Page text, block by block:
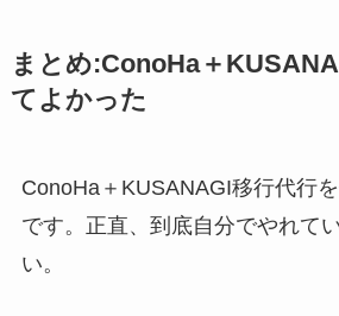
まとめ:ConoHa＋
てよかった
ConoHa＋KUSANAGI移行代行
です。正直、到底自分でやれて
い。